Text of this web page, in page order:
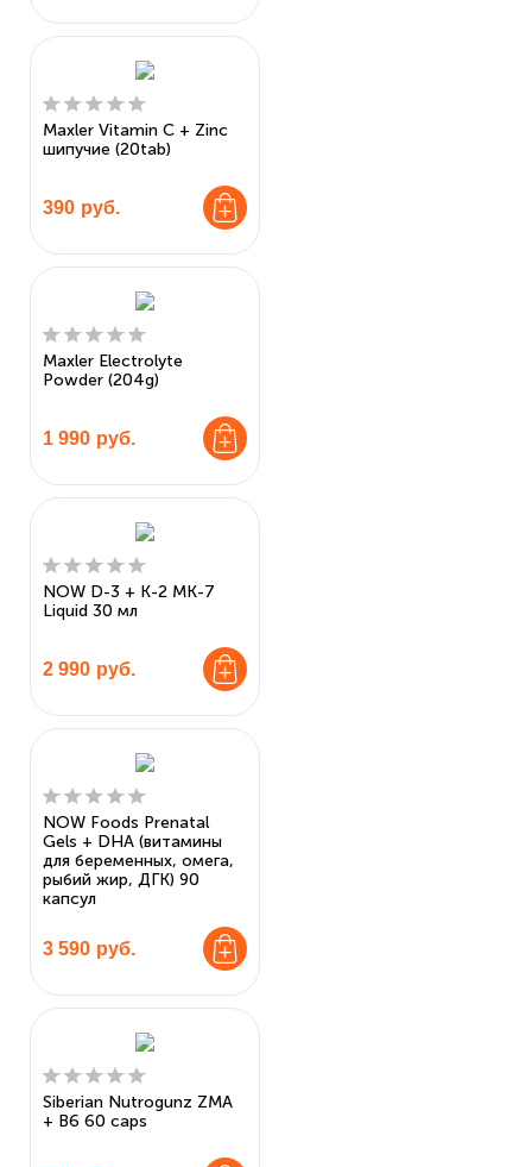
Maxler Vitamin C + Zinc
шипучие (20tab)
390 руб.
Maxler Electrolyte
Powder (204g)
1 990 руб.
NOW D-3 + K-2 MK-7
Liquid 30 мл
2 990 руб.
NOW Foods Prenatal
Gels + DHA (витамины
для беременных, омега,
рыбий жир, ДГК) 90
капсул
3 590 руб.
Siberian Nutrogunz ZMA
+ B6 60 caps